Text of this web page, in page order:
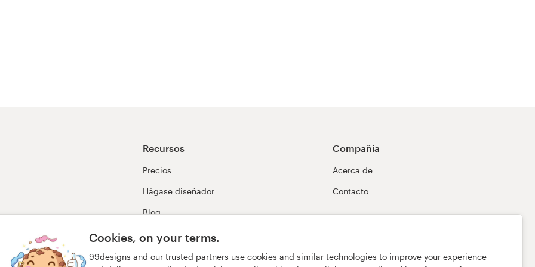
Cookies, on your terms.
99designs and our trusted partners use cookies and similar technologies to improve your experience
Recursos
Precios
Hágase diseñador
Blog
Compañía
Acerca de
Contacto